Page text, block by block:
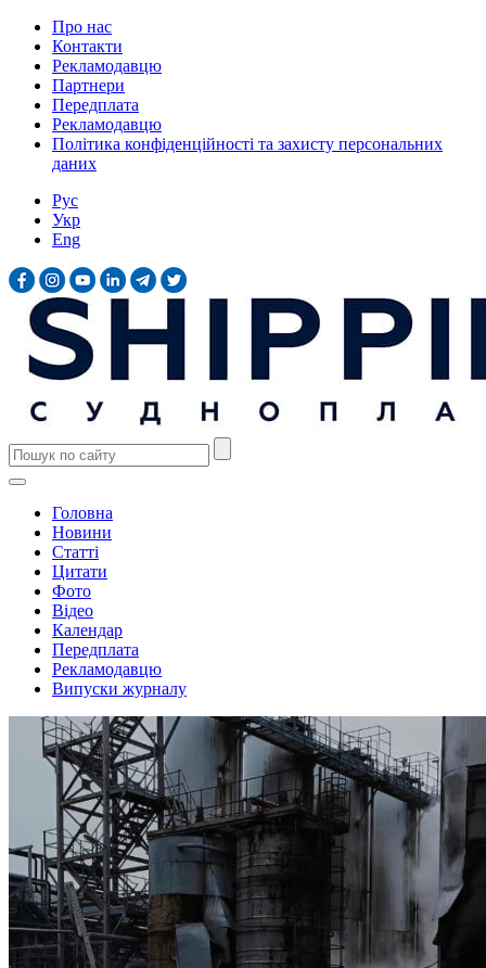
Про нас
Контакти
Рекламодавцю
Партнери
Передплата
Рекламодавцю
Політика конфіденційності та захисту персональних
даних
Рус
Укр
Eng
Головна
Новини
Статті
Цитати
Фото
Відео
Календар
Передплата
Рекламодавцю
Випуски журналу